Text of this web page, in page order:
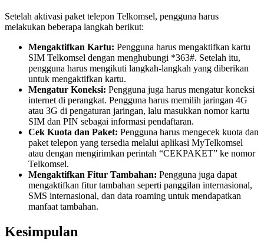
Setelah aktivasi paket telepon Telkomsel, pengguna harus
melakukan beberapa langkah berikut:
Mengaktifkan Kartu: Pengguna harus mengaktifkan kartu
SIM Telkomsel dengan menghubungi *363#. Setelah itu,
pengguna harus mengikuti langkah-langkah yang diberikan
untuk mengaktifkan kartu.
Mengatur Koneksi: Pengguna juga harus mengatur koneksi
internet di perangkat. Pengguna harus memilih jaringan 4G
atau 3G di pengaturan jaringan, lalu masukkan nomor kartu
SIM dan PIN sebagai informasi pendaftaran.
Cek Kuota dan Paket: Pengguna harus mengecek kuota dan
paket telepon yang tersedia melalui aplikasi MyTelkomsel
atau dengan mengirimkan perintah “CEKPAKET” ke nomor
Telkomsel.
Mengaktifkan Fitur Tambahan: Pengguna juga dapat
mengaktifkan fitur tambahan seperti panggilan internasional,
SMS internasional, dan data roaming untuk mendapatkan
manfaat tambahan.
Kesimpulan